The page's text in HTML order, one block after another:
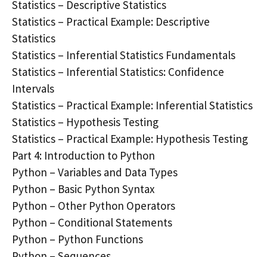
Statistics – Descriptive Statistics
Statistics – Practical Example: Descriptive
Statistics
Statistics – Inferential Statistics Fundamentals
Statistics – Inferential Statistics: Confidence
Intervals
Statistics – Practical Example: Inferential Statistics
Statistics – Hypothesis Testing
Statistics – Practical Example: Hypothesis Testing
Part 4: Introduction to Python
Python – Variables and Data Types
Python – Basic Python Syntax
Python – Other Python Operators
Python – Conditional Statements
Python – Python Functions